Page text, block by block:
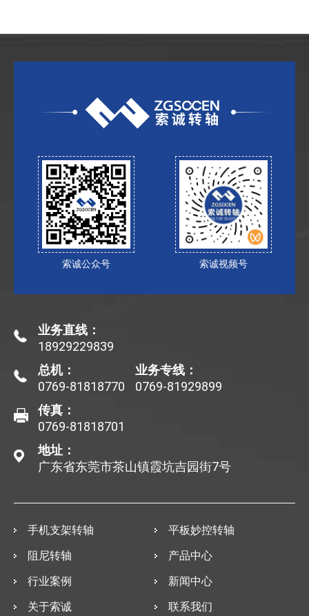
索诚公众号 索诚视频号
业务直线：
18929229839
总机：
0769-81818770
业务专线：
0769-81929899
传真：
0769-81818701
地址：
广东省东莞市茶山镇霞坑吉园街7号
手机支架转轴
平板妙控转轴
阻尼转轴
产品中心
行业案例
新闻中心
关于索诚
联系我们